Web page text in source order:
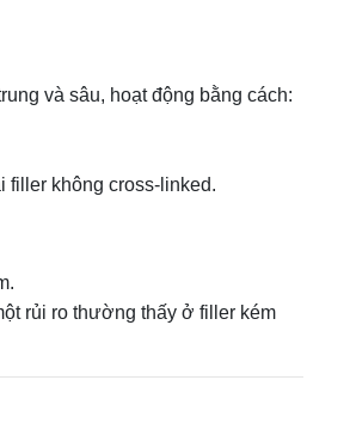
và sâu, hoạt động bằng cách:
không cross‑linked.
rủi ro thường thấy ở filler kém